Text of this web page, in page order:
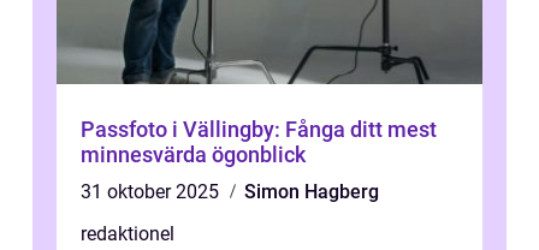
Passfoto i Vällingby: Fånga ditt mest
minnesvärda ögonblick
31 oktober 2025
Simon Hagberg
redaktionel